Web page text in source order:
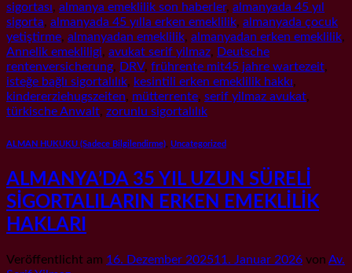
sigortası, almanya emeklilik son haberler, almanyada 45 yıl
sigorta, almanyada 45 yılla erken emeklilik, almanyada çocuk
yetiştirme, almanyadan emeklilik, almanyadan erken emeklilik,
Annelik emekliligi, avukat serif yilmaz, Deutsche
rentenversicherung, DRV, frührente mit45 jahre wartezeit,
isteğe bağlı sigortalılık, kesintili erken emeklilik hakkı,
kindererziehugszeiten, mütterrente, serif yilmaz avukat,
türkische Anwalt, zorunlu sigortalılık
ALMAN HUKUKU (Sadece Bilgilendirme) Uncategorized
ALMANYA’DA 35 YIL UZUN SÜRELİ
SİGORTALILARIN ERKEN EMEKLİLİK
HAKLARI
Veröffentlicht am 16. Dezember 202511. Januar 2026 von Av.